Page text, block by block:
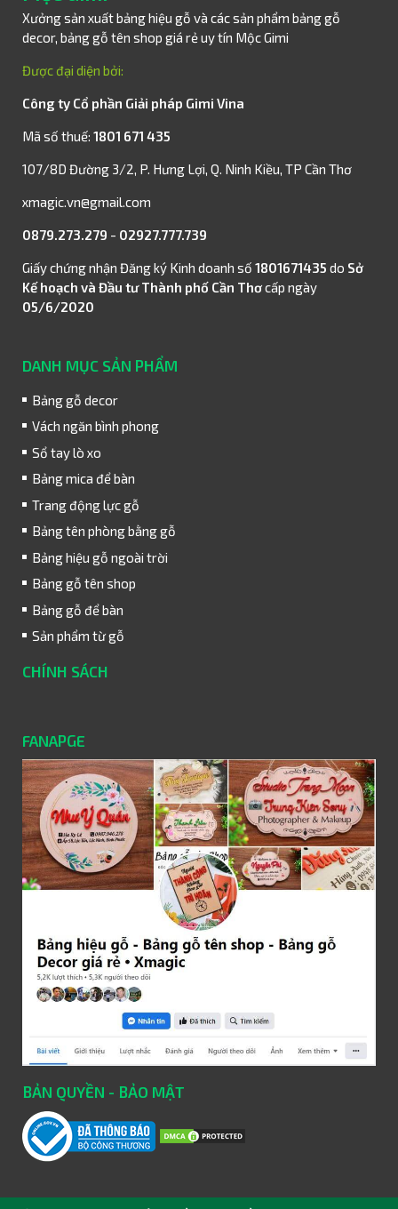
Xưởng sản xuất bảng hiệu gỗ và các sản phẩm bảng gỗ
decor, bảng gỗ tên shop giá rẻ uy tín Mộc Gimi
Được đại diện bởi:
Công ty Cổ phần Giải pháp Gimi Vina
Mã số thuế: 1801 671 435
107/8D Đường 3/2, P. Hưng Lợi, Q. Ninh Kiều, TP Cần Thơ
xmagic.vn@gmail.com
0879.273.279 - 02927.777.739
Giấy chứng nhận Đăng ký Kinh doanh số 1801671435 do Sở
Kế hoạch và Đầu tư Thành phố Cần Thơcấp ngày
05/6/2020
DANH MỤC SẢN PHẨM
Bảng gỗ decor
Vách ngăn bình phong
Sổ tay lò xo
Bảng mica để bàn
Trang động lực gỗ
Bảng tên phòng bằng gỗ
Bảng hiệu gỗ ngoài trời
Bảng gỗ tên shop
Bảng gỗ để bàn
Sản phẩm từ gỗ
CHÍNH SÁCH
FANAPGE
BẢN QUYỀN - BẢO MẬT